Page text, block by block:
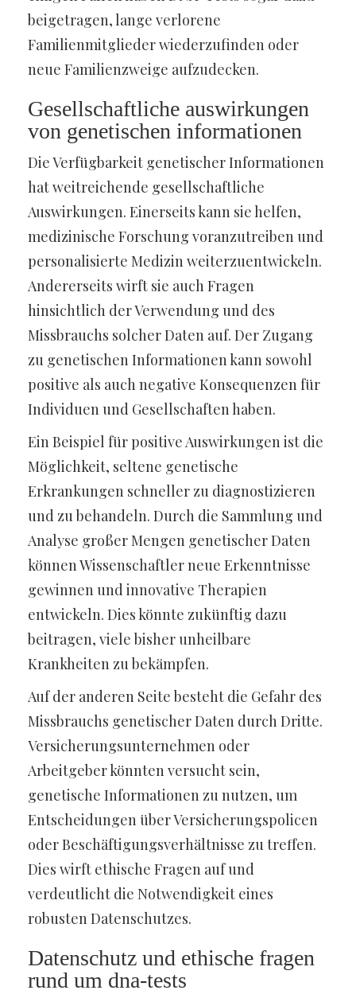
beigetragen, lange verlorene
Familienmitglieder wiederzufinden oder
neue Familienzweige aufzudecken.
Gesellschaftliche auswirkungen
von genetischen informationen
Die Verfügbarkeit genetischer Informationen
hat weitreichende gesellschaftliche
Auswirkungen. Einerseits kann sie helfen,
medizinische Forschung voranzutreiben und
personalisierte Medizin weiterzuentwickeln.
Andererseits wirft sie auch Fragen
hinsichtlich der Verwendung und des
Missbrauchs solcher Daten auf. Der Zugang
zu genetischen Informationen kann sowohl
positive als auch negative Konsequenzen für
Individuen und Gesellschaften haben.
Ein Beispiel für positive Auswirkungen ist die
Möglichkeit, seltene genetische
Erkrankungen schneller zu diagnostizieren
und zu behandeln. Durch die Sammlung und
Analyse großer Mengen genetischer Daten
können Wissenschaftler neue Erkenntnisse
gewinnen und innovative Therapien
entwickeln. Dies könnte zukünftig dazu
beitragen, viele bisher unheilbare
Krankheiten zu bekämpfen.
Auf der anderen Seite besteht die Gefahr des
Missbrauchs genetischer Daten durch Dritte.
Versicherungsunternehmen oder
Arbeitgeber könnten versucht sein,
genetische Informationen zu nutzen, um
Entscheidungen über Versicherungspolicen
oder Beschäftigungsverhältnisse zu treffen.
Dies wirft ethische Fragen auf und
verdeutlicht die Notwendigkeit eines
robusten Datenschutzes.
Datenschutz und ethische fragen
rund um dna-tests